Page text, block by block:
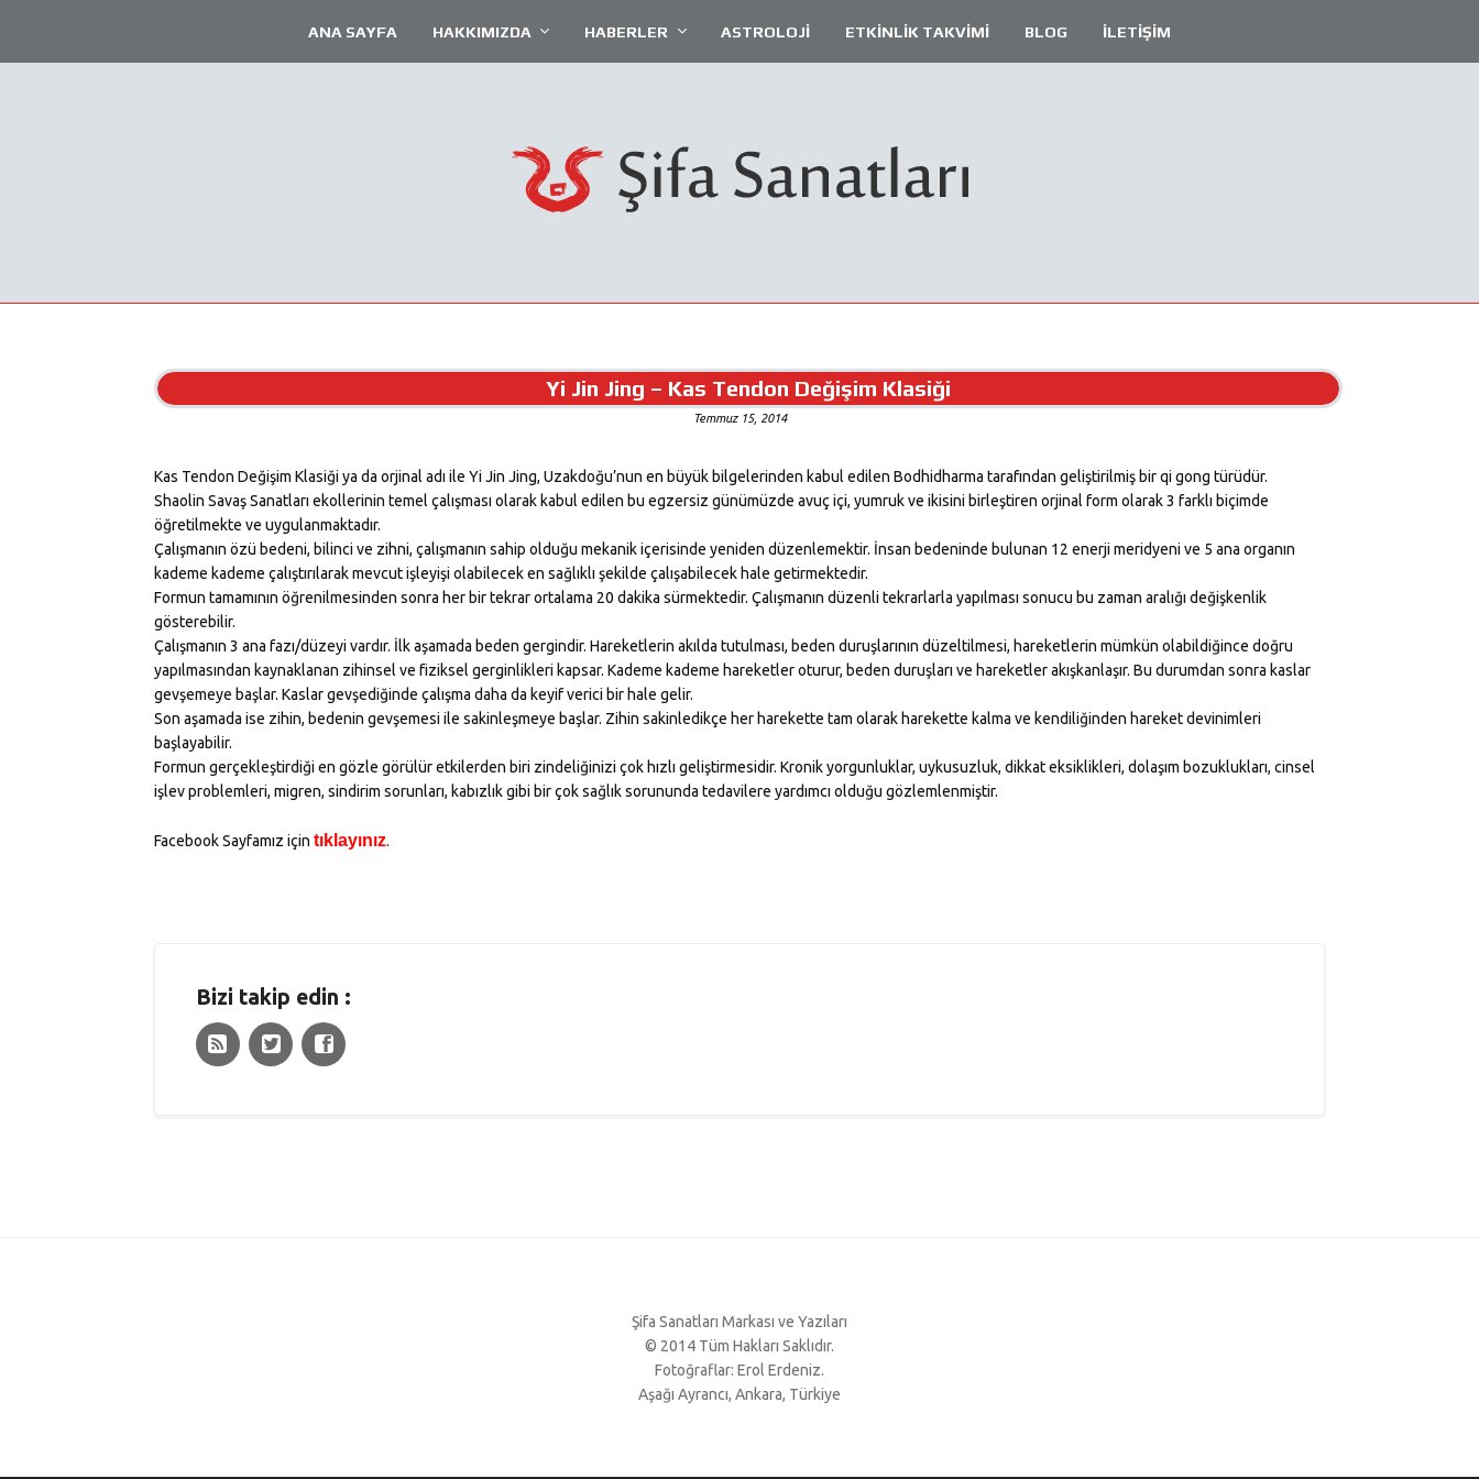
ANA SAYFA HAKKIMIZDA HABERLER ASTROLOJİ ETKİNLİK TAKVİMİ BLOG İLETİŞİM
Yi Jin Jing – Kas Tendon Değişim Klasiği
Temmuz 15, 2014
Kas Tendon Değişim Klasiği ya da orjinal adı ile Yi Jin Jing, Uzakdoğu’nun en büyük bilgelerinden kabul edilen Bodhidharma tarafından geliştirilmiş bir qi gong türüdür.
Shaolin Savaş Sanatları ekollerinin temel çalışması olarak kabul edilen bu egzersiz günümüzde avuç içi, yumruk ve ikisini birleştiren orjinal form olarak 3 farklı biçimde
öğretilmekte ve uygulanmaktadır.
Çalışmanın özü bedeni, bilinci ve zihni, çalışmanın sahip olduğu mekanik içerisinde yeniden düzenlemektir. İnsan bedeninde bulunan 12 enerji meridyeni ve 5 ana organın
kademe kademe çalıştırılarak mevcut işleyişi olabilecek en sağlıklı şekilde çalışabilecek hale getirmektedir.
Formun tamamının öğrenilmesinden sonra her bir tekrar ortalama 20 dakika sürmektedir. Çalışmanın düzenli tekrarlarla yapılması sonucu bu zaman aralığı değişkenlik
gösterebilir.
Çalışmanın 3 ana fazı/düzeyi vardır. İlk aşamada beden gergindir. Hareketlerin akılda tutulması, beden duruşlarının düzeltilmesi, hareketlerin mümkün olabildiğince doğru
yapılmasından kaynaklanan zihinsel ve fiziksel gerginlikleri kapsar. Kademe kademe hareketler oturur, beden duruşları ve hareketler akışkanlaşır. Bu durumdan sonra kaslar
gevşemeye başlar. Kaslar gevşediğinde çalışma daha da keyif verici bir hale gelir.
Son aşamada ise zihin, bedenin gevşemesi ile sakinleşmeye başlar. Zihin sakinledikçe her harekette tam olarak harekette kalma ve kendiliğinden hareket devinimleri
başlayabilir.
Formun gerçekleştirdiği en gözle görülür etkilerden biri zindeliğinizi çok hızlı geliştirmesidir. Kronik yorgunluklar, uykusuzluk, dikkat eksiklikleri, dolaşım bozuklukları, cinsel
işlev problemleri, migren, sindirim sorunları, kabızlık gibi bir çok sağlık sorununda tedavilere yardımcı olduğu gözlemlenmiştir.
Facebook Sayfamız içintıklayınız.
Bizi takip edin :
Şifa Sanatları Markası ve Yazıları
© 2014 Tüm Hakları Saklıdır.
Fotoğraflar: Erol Erdeniz.
Aşağı Ayrancı, Ankara, Türkiye